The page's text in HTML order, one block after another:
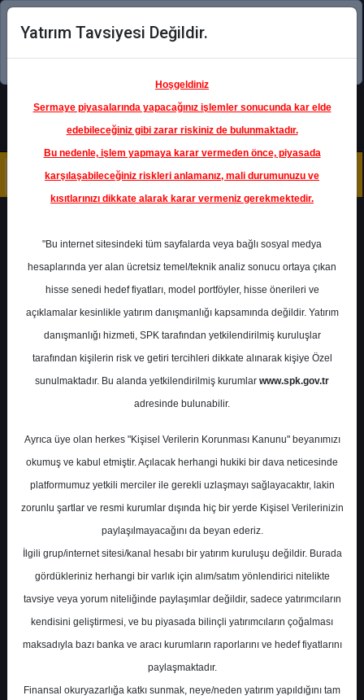
Şimdi uygulamayı indirin!
Ana Sayfa
Raporlar
Marbaş Menkul Değerler
TURSG - Hedef Fiyat
Marbaş Menkul Değerler
Marbaş Menkul, TURSG-Türkiye Sigorta için
hedef fiyatını 15.93 TL, tavsiyesini "al" olarak
korudu
Yatırım Tavsiyesi Değildir.
Hoşgeldiniz
Sermaye piyasalarında yapacağınız işlemler sonucunda kar elde
edebileceğiniz gibi zarar riskiniz de bulunmaktadır.
Bu nedenle, işlem yapmaya karar vermeden önce, piyasada
karşılaşabileceğiniz riskleri anlamanız, mali durumunuzu ve
kısıtlarınızı dikkate alarak karar vermeniz gerekmektedir.
"Bu internet sitesindeki tüm sayfalarda veya bağlı sosyal medya
hesaplarında yer alan ücretsiz temel/teknik analiz sonucu ortaya çıkan
hisse senedi hedef fiyatları, model portföyler, hisse önerileri ve
açıklamalar kesinlikle yatırım danışmanlığı kapsamında değildir. Yatırım
danışmanlığı hizmeti, SPK tarafından yetkilendirilmiş kuruluşlar
tarafından kişilerin risk ve getiri tercihleri dikkate alınarak kişiye Özel
sunulmaktadır. Bu alanda yetkilendirilmiş kurumlar www.spk.gov.tr
adresinde bulunabilir.
Ayrıca üye olan herkes "Kişisel Verilerin Korunması Kanunu" beyanımızı
okumuş ve kabul etmiştir. Açılacak herhangi hukiki bir dava neticesinde
platformumuz yetkili merciler ile gerekli uzlaşmayı sağlayacaktır, lakin
zorunlu şartlar ve resmi kurumlar dışında hiç bir yerde Kişisel Verilerinizin
paylaşılmayacağını da beyan ederiz.
İlgili grup/internet sitesi/kanal hesabı bir yatırım kuruluşu değildir. Burada
gördükleriniz herhangi bir varlık için alım/satım yönlendirici nitelikte
tavsiye veya yorum niteliğinde paylaşımlar değildir, sadece yatırımcıların
kendisini geliştirmesi, ve bu piyasada bilinçli yatırımcıların çoğalması
maksadıyla bazı banka ve aracı kurumların raporlarını ve hedef fiyatlarını
paylaşmaktadır.
Finansal okuryazarlığa katkı sunmak, neye/neden yatırım yapıldığını tam